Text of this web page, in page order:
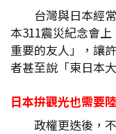
台灣與日本經
本311震災紀念會
重要的友人」，讓
者甚至說「東日本
日本拚觀光也需要
政權更迭後，